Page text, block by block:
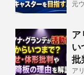
元
ア
い
批
ア